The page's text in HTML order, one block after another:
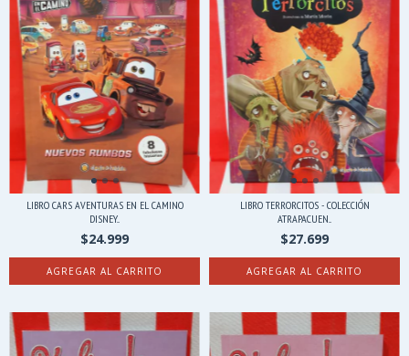
LIBRO CARS AVENTURAS EN EL CAMINO
DISNEY...
$24.999
LIBRO TERRORCITOS - COLECCIÓN
ATRAPACUEN...
$27.699